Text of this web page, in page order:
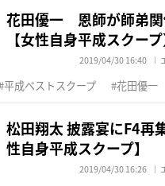
花田優一 恩師が師弟関
【女性自身平成スクープ
2019/04/30 16:40
平成ベストスクープ 花田優一
松田翔太 披露宴にF4再
性自身平成スクープ】
2019/04/30 16:26